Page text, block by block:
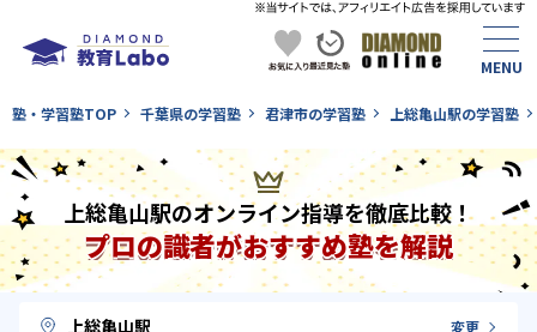
塾・学習塾TOP 千葉県の学習塾 君津市の学習塾 上総亀山駅の学習塾
上総亀山駅のオンライン指導を徹底比較！
プロの識者がおすすめ塾を解説
上総亀山駅 変更